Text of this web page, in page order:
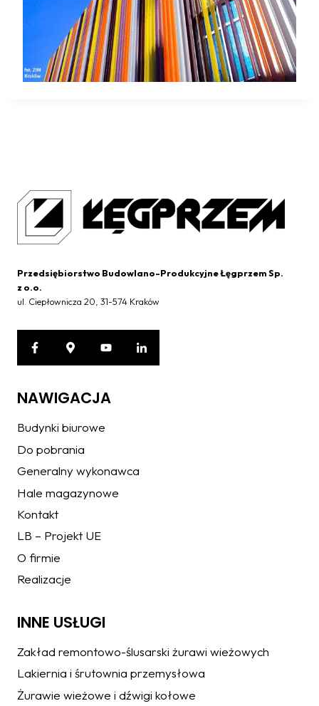
Przedsiębiorstwo Budowlano-Produkcyjne Łęgprzem Sp.
z o.o.
ul. Ciepłownicza 20, 31-574 Kraków
NAWIGACJA
Budynki biurowe
Do pobrania
Generalny wykonawca
Hale magazynowe
Kontakt
LB – Projekt UE
O firmie
Realizacje
INNE USŁUGI
Zakład remontowo-ślusarski żurawi wieżowych
Lakiernia i śrutownia przemysłowa
Żurawie wieżowe i dźwigi kołowe